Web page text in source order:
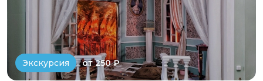
Экскурсия от 250 ₽